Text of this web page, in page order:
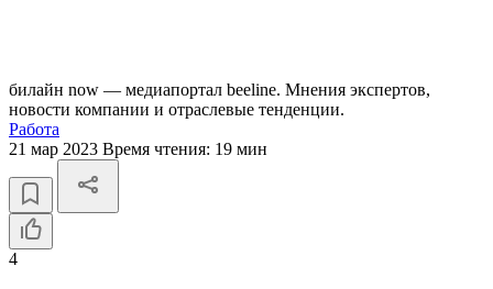
билайн now — медиапортал beeline. Мнения экспертов,
новости компании и отраслевые тенденции.
Работа
21 мар 2023 Время чтения: 19 мин
4